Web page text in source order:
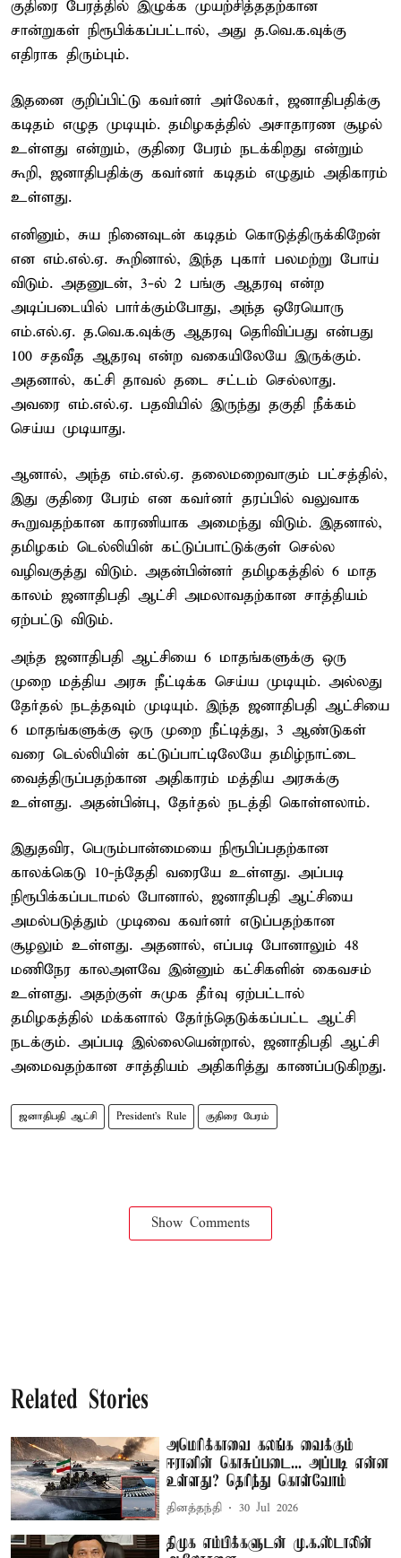
குதிரை பேரத்தில் இழுக்க முயற்சித்ததற்கான
சான்றுகள் நிரூபிக்கப்பட்டால், அது த.வெ.க.வுக்கு
எதிராக திரும்பும்.
இதனை குறிப்பிட்டு கவர்னர் அர்லேகர், ஜனாதிபதிக்கு
கடிதம் எழுத முடியும். தமிழகத்தில் அசாதாரண சூழல்
உள்ளது என்றும், குதிரை பேரம் நடக்கிறது என்றும்
கூறி, ஜனாதிபதிக்கு கவர்னர் கடிதம் எழுதும் அதிகாரம்
உள்ளது.
எனினும், சுய நினைவுடன் கடிதம் கொடுத்திருக்கிறேன்
என எம்.எல்.ஏ. கூறினால், இந்த புகார் பலமற்று போய்
விடும். அதனுடன், 3-ல் 2 பங்கு ஆதரவு என்ற
அடிப்படையில் பார்க்கும்போது, அந்த ஒரேயொரு
எம்.எல்.ஏ. த.வெ.க.வுக்கு ஆதரவு தெரிவிப்பது என்பது
100 சதவீத ஆதரவு என்ற வகையிலேயே இருக்கும்.
அதனால், கட்சி தாவல் தடை சட்டம் செல்லாது.
அவரை எம்.எல்.ஏ. பதவியில் இருந்து தகுதி நீக்கம்
செய்ய முடியாது.
ஆனால், அந்த எம்.எல்.ஏ. தலைமறைவாகும் பட்சத்தில்,
இது குதிரை பேரம் என கவர்னர் தரப்பில் வலுவாக
கூறுவதற்கான காரணியாக அமைந்து விடும். இதனால்,
தமிழகம் டெல்லியின் கட்டுப்பாட்டுக்குள் செல்ல
வழிவகுத்து விடும். அதன்பின்னர் தமிழகத்தில் 6 மாத
காலம் ஜனாதிபதி ஆட்சி அமலாவதற்கான சாத்தியம்
ஏற்பட்டு விடும்.
அந்த ஜனாதிபதி ஆட்சியை 6 மாதங்களுக்கு ஒரு
முறை மத்திய அரசு நீட்டிக்க செய்ய முடியும். அல்லது
தேர்தல் நடத்தவும் முடியும். இந்த ஜனாதிபதி ஆட்சியை
6 மாதங்களுக்கு ஒரு முறை நீட்டித்து, 3 ஆண்டுகள்
வரை டெல்லியின் கட்டுப்பாட்டிலேயே தமிழ்நாட்டை
வைத்திருப்பதற்கான அதிகாரம் மத்திய அரசுக்கு
உள்ளது. அதன்பின்பு, தேர்தல் நடத்தி கொள்ளலாம்.
இதுதவிர, பெரும்பான்மையை நிரூபிப்பதற்கான
காலக்கெடு 10-ந்தேதி வரையே உள்ளது. அப்படி
நிரூபிக்கப்படாமல் போனால், ஜனாதிபதி ஆட்சியை
அமல்படுத்தும் முடிவை கவர்னர் எடுப்பதற்கான
சூழலும் உள்ளது. அதனால், எப்படி போனாலும் 48
மணிநேர காலஅளவே இன்னும் கட்சிகளின் கைவசம்
உள்ளது. அதற்குள் சுமுக தீர்வு ஏற்பட்டால்
தமிழகத்தில் மக்களால் தேர்ந்தெடுக்கப்பட்ட ஆட்சி
நடக்கும். அப்படி இல்லையென்றால், ஜனாதிபதி ஆட்சி
அமைவதற்கான சாத்தியம் அதிகரித்து காணப்படுகிறது.
ஜனாதிபதி ஆட்சி President's Rule குதிரை பேரம்
Show Comments
Related Stories
அமெரிக்காவை கலங்க வைக்கும்
ஈரானின் கொசுப்படை... அப்படி என்ன
உள்ளது? தெரிந்து கொள்வோம்
தினத்தந்தி 30 Jul 2026
திமுக எம்பிக்களுடன் மு.க.ஸ்டாலின்